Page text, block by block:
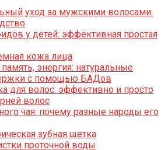
уход за мужскими волосами:
у детей: эффективная простая
кожа лица
энергия: натуральные
с помощью БАДов
для волос: эффективно и просто
волос
чая: почему разные народы его
зубная щетка
проточной воды